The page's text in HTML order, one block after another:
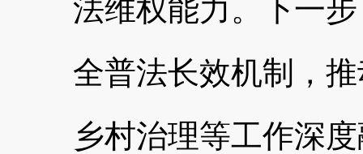
法维权能力。下一
全普法长效机制，
乡村治理等工作深